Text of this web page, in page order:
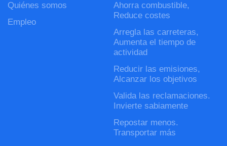
Quiénes somos
Empleo
Ahorra combustible,
Reduce costes
Arregla las carreteras,
Aumenta el tiempo de
actividad
Reducir las emisiones,
Alcanzar los objetivos
Valida las reclamaciones.
Invierte sabiamente
Repostar menos.
Transportar más